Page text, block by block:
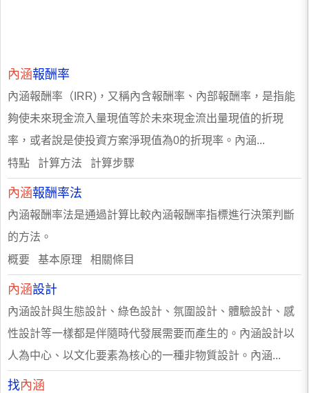
內涵報酬率
內涵報酬率（IRR)，又稱內含報酬率、內部報酬率，是指能
夠使未來現金流入量現值等於未來現金流出量現值的折現
率，或者說是使投資方案淨現值為0的折現率。內涵...
特點 計算方法 計算步驟
內涵報酬率法
內涵報酬率法是通過計算比較內涵報酬率指標進行決策判斷
的方法。
概要 基本原理 相關條目
內涵設計
內涵設計與生態設計、綠色設計、氛圍設計、體驗設計、感
性設計等一樣都是伴隨時代發展需要而產生的。內涵設計以
人為中心、以文化要素為核心的一種非物質設計。內涵...
找內涵